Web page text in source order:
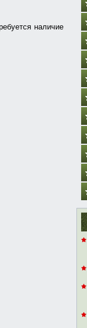
наличие